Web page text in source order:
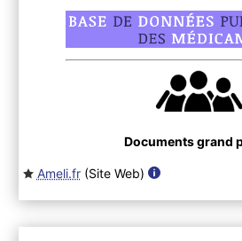
Documents grand
Ameli.fr(Site Web)